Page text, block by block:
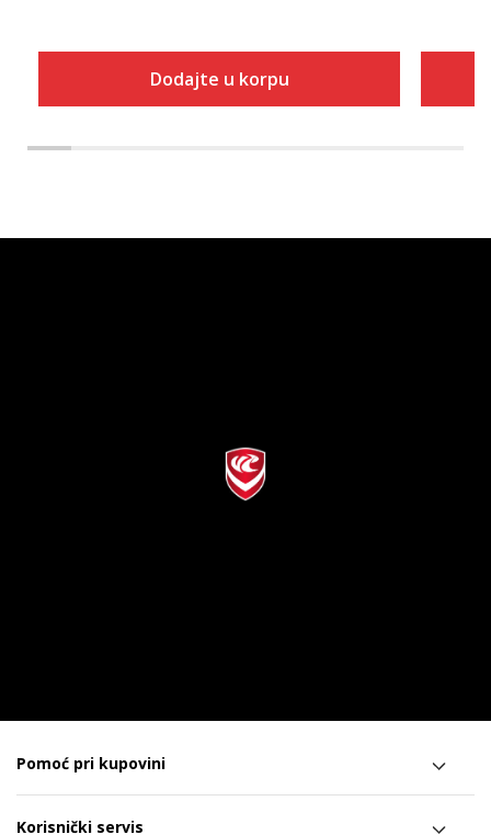
Dodajte u korpu
Pomoć pri kupovini
Korisnički servis